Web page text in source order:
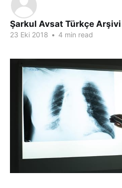
Şarkul Avsat Türkçe Arşivi
23 Eki 2018 • 4 min read